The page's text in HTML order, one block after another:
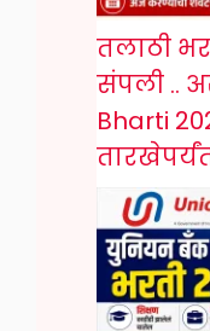
तलाठी
संपली ..
Bharti